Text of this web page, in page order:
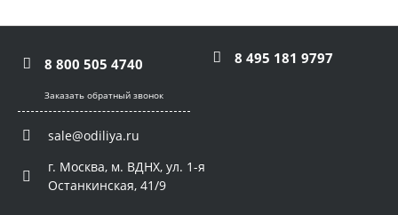
8 800 505 4740 8 495 181 9797
Заказать обратный звонок
sale@odiliya.ru
г. Москва, м. ВДНХ, ул. 1-я
Останкинская, 41/9